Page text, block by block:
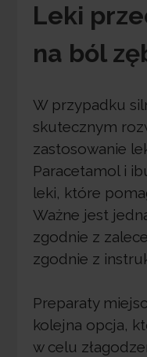
Leki
na ból
W przypadku
skutecznym
zastosowanie
Paracetamol i
leki, które
Ważne jest
zgodnie z
zgodnie z
Preparaty
kolejna opcja,
w celu